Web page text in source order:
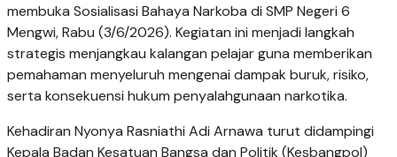
membuka Sosialisasi Bahaya Narkoba di SMP Negeri 6
Mengwi, Rabu (3/6/2026). Kegiatan ini menjadi langkah
strategis menjangkau kalangan pelajar guna memberikan
pemahaman menyeluruh mengenai dampak buruk, risiko,
serta konsekuensi hukum penyalahgunaan narkotika.
Kehadiran Nyonya Rasniathi Adi Arnawa turut didampingi
Kepala Badan Kesatuan Bangsa dan Politik (Kesbangpol)